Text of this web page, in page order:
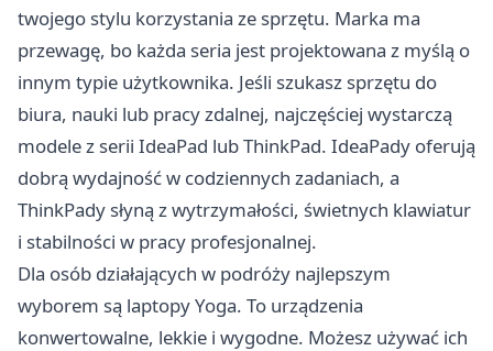
twojego stylu korzystania ze sprzętu. Marka ma
przewagę, bo każda seria jest projektowana z myślą o
innym typie użytkownika. Jeśli szukasz sprzętu do
biura, nauki lub pracy zdalnej, najczęściej wystarczą
modele z serii IdeaPad lub ThinkPad. IdeaPady oferują
dobrą wydajność w codziennych zadaniach, a
ThinkPady słyną z wytrzymałości, świetnych klawiatur
i stabilności w pracy profesjonalnej.
Dla osób działających w podróży najlepszym
wyborem są laptopy Yoga. To urządzenia
konwertowalne, lekkie i wygodne. Możesz używać ich